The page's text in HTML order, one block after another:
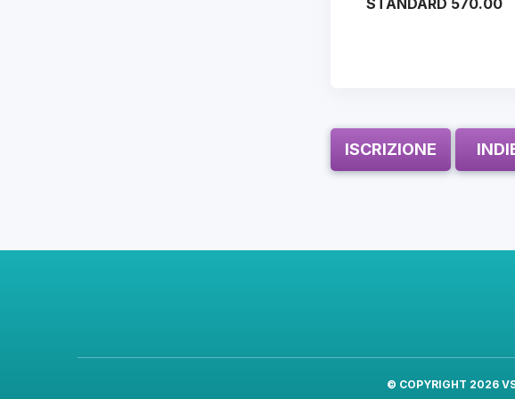
STANDARD 570.00
ISCRIZIONE
© COPYRIGHT 2026